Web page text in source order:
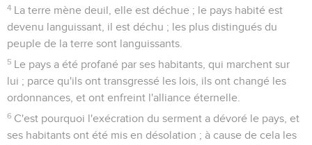
4 La terre mène deuil, elle est déchue ; le pays habité est
devenu languissant, il est déchu ; les plus distingués du
peuple de la terre sont languissants.
5 Le pays a été profané par ses habitants, qui marchent sur
lui ; parce qu'ils ont transgressé les lois, ils ont changé les
ordonnances, et ont enfreint l'alliance éternelle.
6 C'est pourquoi l'exécration du serment a dévoré le pays, et
ses habitants ont été mis en désolation ; à cause de cela les